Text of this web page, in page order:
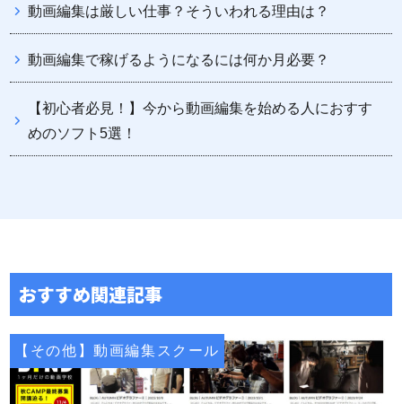
動画編集は厳しい仕事？そういわれる理由は？
動画編集で稼げるようになるには何か月必要？
【初心者必見！】今から動画編集を始める人におすす
めのソフト5選！
おすすめ関連記事
【その他】動画編集スクール